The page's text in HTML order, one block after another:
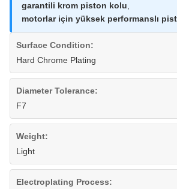
garantili krom piston kolu
motorlar için yüksek performanslı
Surface Condition:
Hard Chrome Plating
Diameter Tolerance:
F7
Weight:
Light
Electroplating Process: